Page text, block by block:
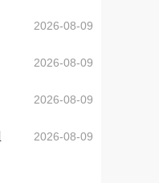
2026-08-09
2026-08-09
2026-08-09
2026-08-09